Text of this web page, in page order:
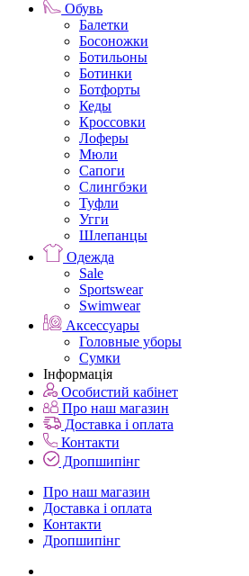
Обувь
Балетки
Босоножки
Ботильоны
Ботинки
Ботфорты
Кеды
Кроссовки
Лоферы
Мюли
Сапоги
Слингбэки
Туфли
Угги
Шлепанцы
Одежда
Sale
Sportswear
Swimwear
Аксессуары
Головные уборы
Сумки
Інформація
Особистий кабінет
Про наш магазин
Доставка і оплата
Контакти
Дропшипінг
Про наш магазин
Доставка і оплата
Контакти
Дропшипінг